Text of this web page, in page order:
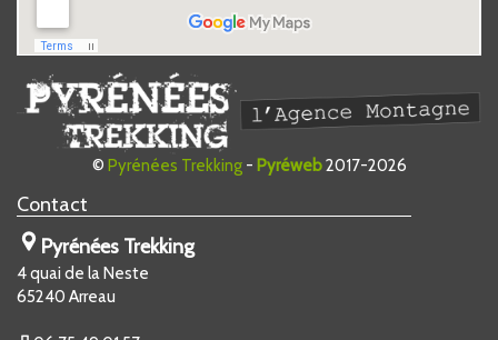
© Pyrénées Trekking- Pyréweb2017-2026
Contact
Pyrénées Trekking
4 quai de la Neste
65240 Arreau